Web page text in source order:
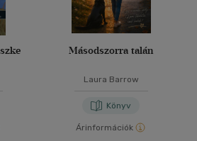
Másodszorra talán
Laura Barrow
Könyv
Árinformációk